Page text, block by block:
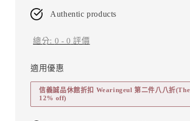
Authentic products
總分: 0 -0 評價
適用優惠
信義誠品休館折扣 Wearingeul 第二件八八折
12% off)